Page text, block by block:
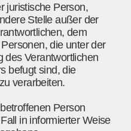
juristische Person,
Stelle außer der
dem
die unter der
des Verantwortlichen
befugt sind, die
verarbeiten.
Person
in informierter Weise